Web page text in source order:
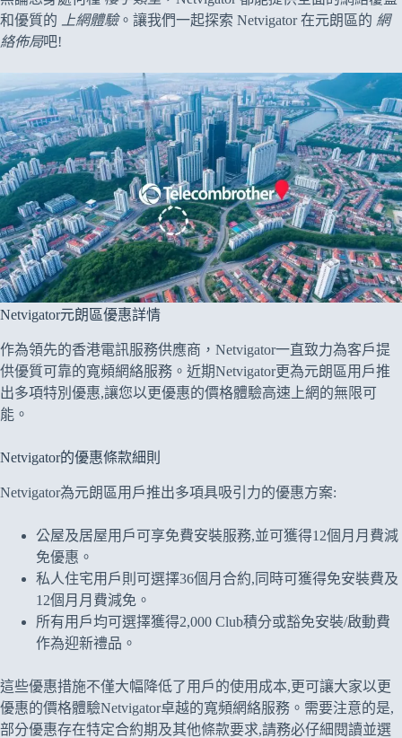
和優質的
上網體驗。讓我們一起探索 Netvigator 在元朗區的 網
絡佈局吧!
Netvigator元朗區優惠詳情
作為領先的香港電訊服務供應商，Netvigator一直致力為客戶提
供優質可靠的寬頻網絡服務。近期Netvigator更為元朗區用戶推
出多項特別優惠,讓您以更優惠的價格體驗高速上網的無限可
能。
Netvigator的優惠條款細則
Netvigator為元朗區用戶推出多項具吸引力的優惠方案:
公屋及居屋用戶可享免費安裝服務,並可獲得12個月月費減
免優惠。
私人住宅用戶則可選擇36個月合約,同時可獲得免安裝費及
12個月月費減免。
所有用戶均可選擇獲得2,000 Club積分或豁免安裝/啟動費
作為迎新禮品。
這些優惠措施不僅大幅降低了用戶的使用成本,更可讓大家以更
優惠的價格體驗Netvigator卓越的寬頻網絡服務。需要注意的是,
部分優惠存在特定合約期及其他條款要求,請務必仔細閱讀並選